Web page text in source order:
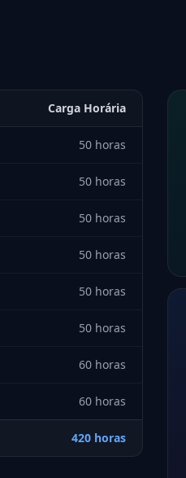
Carga Horária
50 horas
50 horas
50 horas
50 horas
50 horas
50 horas
60 horas
60 horas
420 horas